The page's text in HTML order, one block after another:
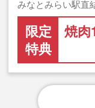
みなとみらい駅直
限定
特典
焼肉